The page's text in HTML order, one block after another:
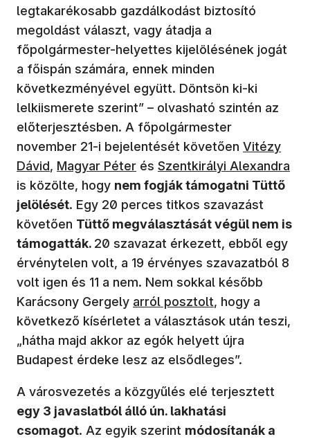
legtakarékosabb gazdálkodást biztosító
megoldást választ, vagy átadja a
főpolgármester-helyettes kijelölésének jogát
a főispán számára, ennek minden
következményével együtt. Döntsön ki-ki
lelkiismerete szerint” – olvasható szintén az
előterjesztésben. A főpolgármester
november 21-i bejelentését követően Vitézy
Dávid, Magyar Péter és Szentkirályi Alexandra
is közölte, hogy nem fogják támogatni Tüttő
jelölését. Egy 20 perces titkos szavazást
követően Tüttő megválasztását végül nem is
támogatták. 20 szavazat érkezett, ebből egy
érvénytelen volt, a 19 érvényes szavazatból 8
volt igen és 11 a nem. Nem sokkal később
Karácsony Gergely arról posztolt, hogy a
következő kísérletet a választások után teszi,
„hátha majd akkor az egók helyett újra
Budapest érdeke lesz az elsődleges”.
A városvezetés a közgyűlés elé terjesztett
egy 3 javaslatból álló ún. lakhatási
csomagot. Az egyik szerint módosítanák a